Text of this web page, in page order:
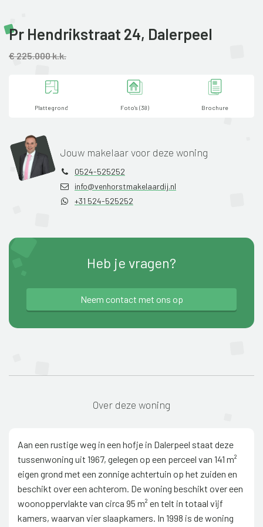
Pr Hendrikstraat 24, Dalerpeel
€ 225.000 k.k.
Plattegrond Foto's (38) Brochure
Jouw makelaar voor deze woning
0524-525252
info@venhorstmakelaardij.nl
+31 524-525252
Heb je vragen?
Neem contact met ons op
Over deze woning
Aan een rustige weg in een hofje in Dalerpeel staat deze
tussenwoning uit 1967, gelegen op een perceel van 141 m²
eigen grond met een zonnige achtertuin op het zuiden en
beschikt over een achterom. De woning beschikt over een
woonoppervlakte van circa 95 m² en telt in totaal vijf
kamers, waarvan vier slaapkamers. In 1998 is de woning